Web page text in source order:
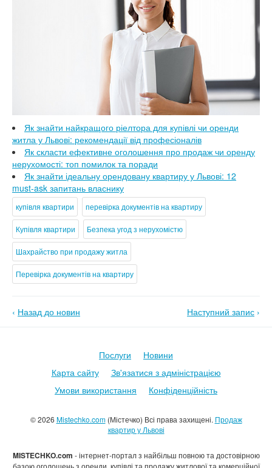
Як знайти найкращого ріелтора для купівлі чи оренди
житла у Львові: рекомендації від професіоналів
Як скласти ефективне оголошення про продаж чи оренду
нерухомості: топ помилок та поради
Як знайти ідеальну орендовану квартиру у Львові: 12
must-ask запитань власнику
купівля квартири перевірка документів на квартиру
Купівля квартири Безпека угод з нерухомістю
Шахрайство при продажу житла
Перевірка документів на квартиру
‹ Назад до новин Наступний запис ›
© 2026 Mistechko.com(Містечко) Всі права захищені. Продаж
квартир у Львові
Послуги
Новини
Карта сайту
Зв'язатися з адміністрацією
Умови використання
Конфіденційність
MISTECHKO.com - інтернет-портал з найбільш повною та достовірною